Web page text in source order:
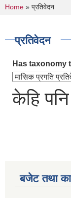
You are
Home » प्रतिवेदन
प्रतिवेदन
Has taxonomy
केहि
बजेट तथा